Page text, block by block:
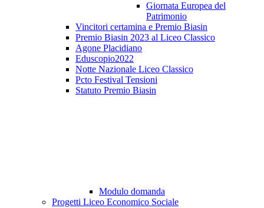
Giornata Europea del
Patrimonio
Vincitori certamina e Premio Biasin
Premio Biasin 2023 al Liceo Classico
Agone Placidiano
Eduscopio2022
Notte Nazionale Liceo Classico
Pcto Festival Tensioni
Statuto Premio Biasin
Modulo domanda
Progetti Liceo Economico Sociale